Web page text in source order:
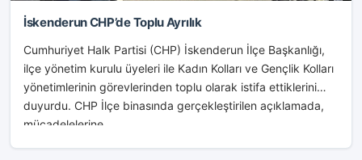
İskenderun CHP’de Toplu Ayrılık
Cumhuriyet Halk Partisi (CHP) İskenderun İlçe Başkanlığı,
ilçe yönetim kurulu üyeleri ile Kadın Kolları ve Gençlik Kolları
yönetimlerinin görevlerinden toplu olarak istifa ettiklerini
duyurdu. CHP İlçe binasında gerçekleştirilen açıklamada,
mücadelelerine...